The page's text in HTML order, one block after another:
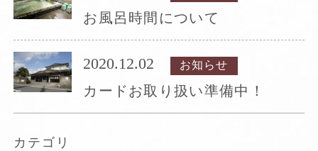
お風呂時間について
2020.12.02 お知らせ
カードお取り扱い準備中！
カテゴリ